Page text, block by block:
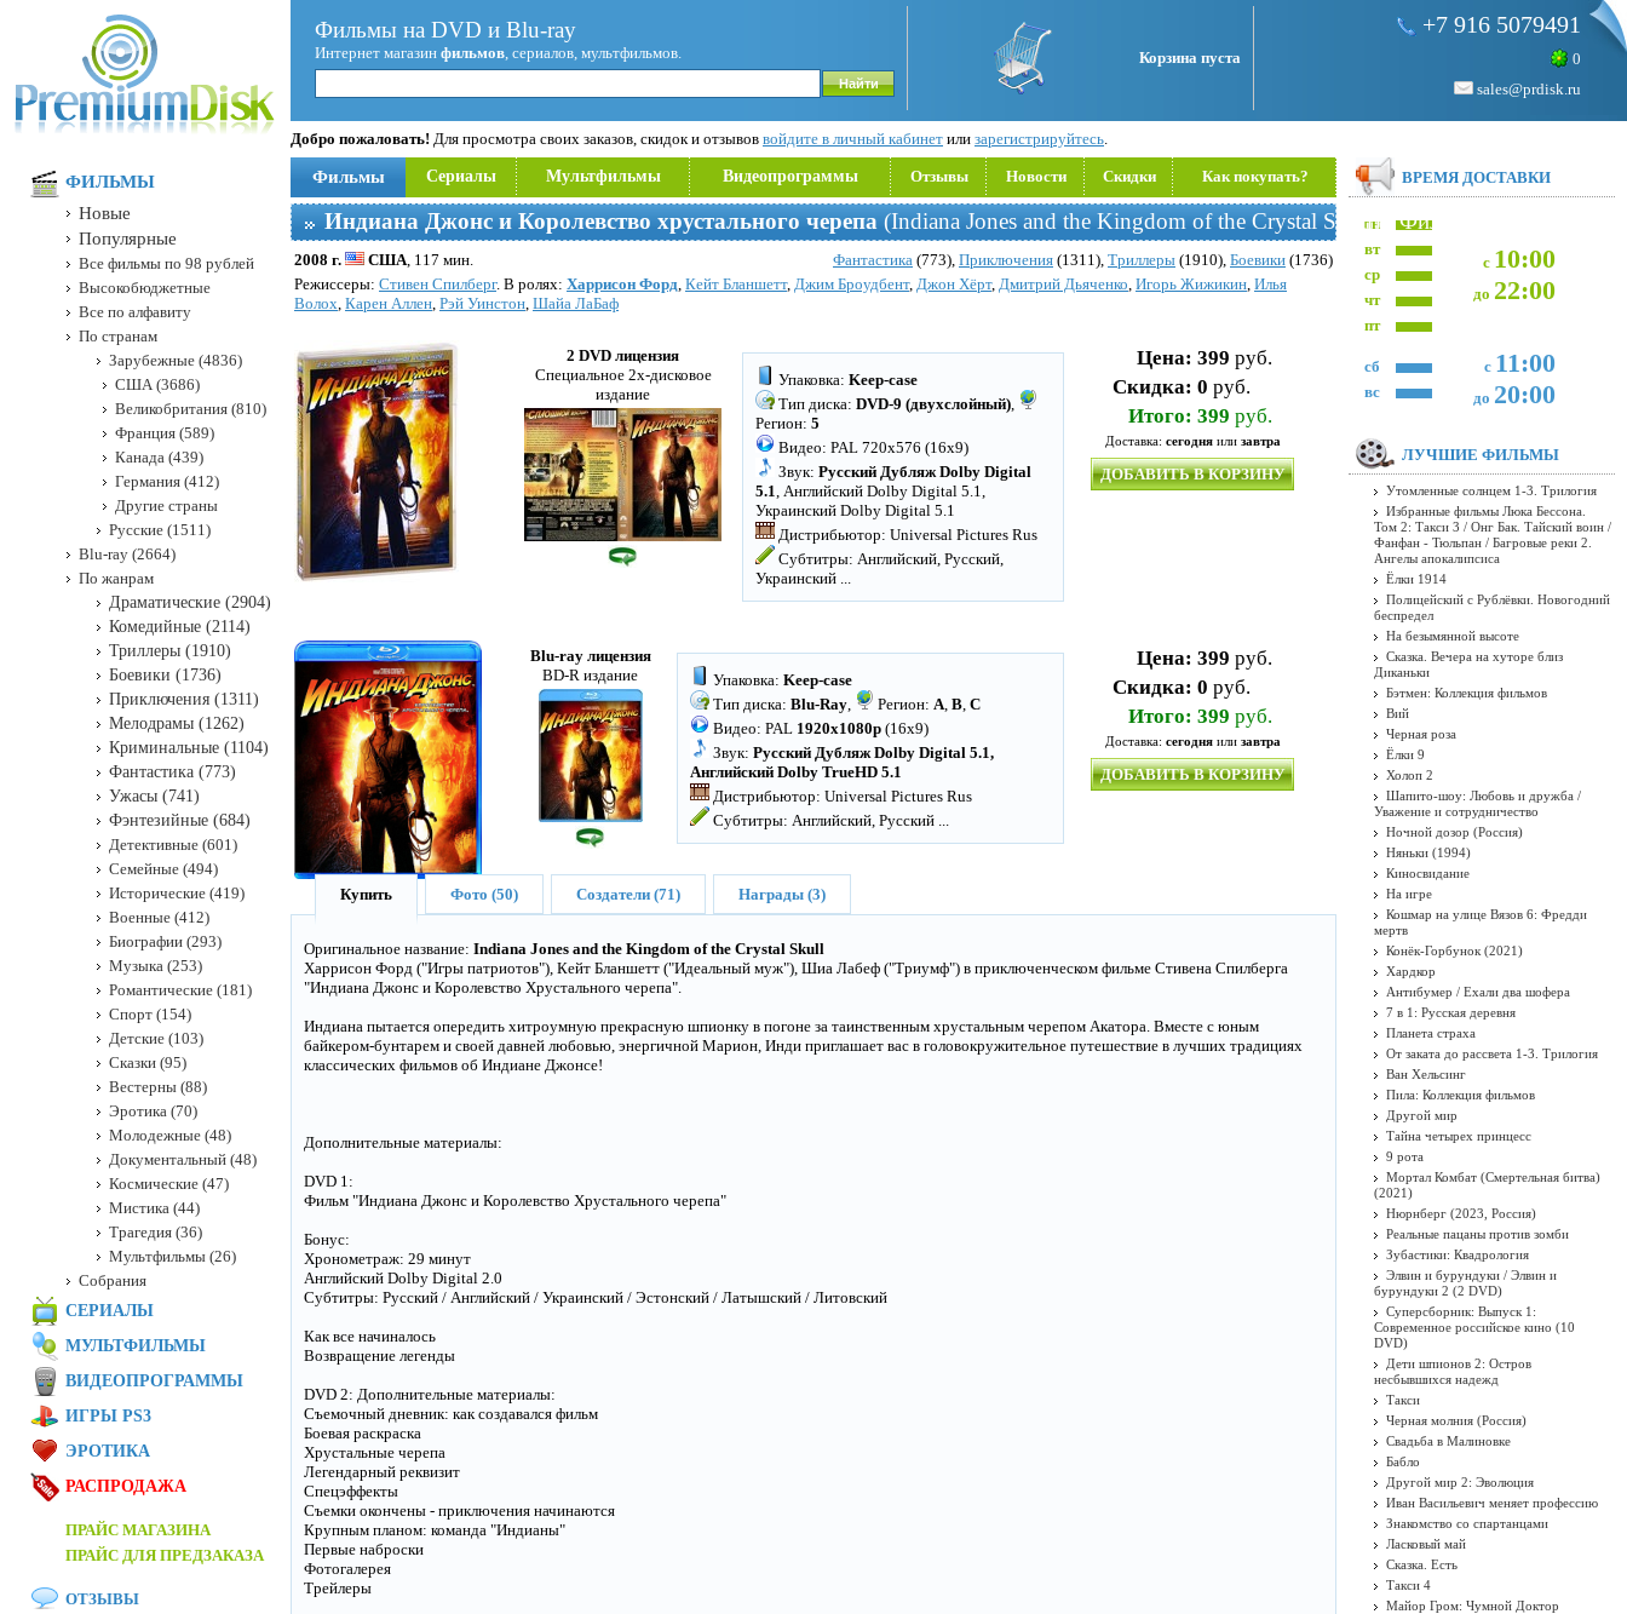
Фильмы на DVD и Blu-ray
Интернет магазин фильмов, сериалов, мультфильмов. Корзина пуста
+7 916 5079491
0
sales@prdisk.ru
Добро пожаловать! Для просмотра своих заказов, скидок и отзывов войдите в личный кабинет или зарегистрируйтесь.
Фильмы Сериалы Мультфильмы Видеопрограммы Отзывы Новости Скидки Как покупать?
Индиана Джонс и Королевство xрустального черепа (Indiana Jones and the Kingdom of the Crystal Skull) - Фильм на DVD и Blu-
2008 г. США, 117 мин. Фантастика (773), Приключения (1311), Триллеры (1910), Боевики (1736)
Режисcеры: Стивен Спилберг. В ролях: Харрисон Форд, Кейт Бланшетт, Джим Броудбент, Джон Хёрт, Дмитрий Дьяченко, Игорь Жижикин, Илья
Волох, Карен Аллен, Рэй Уинстон, Шайа ЛаБаф
2 DVD лицензия
Специальное 2х-дисковое
издание
Упаковка: Keep-case
Тип диска: DVD-9 (двухслойный),
Регион: 5
Видео: PAL 720x576 (16x9)
Звук: Русский Дубляж Dolby Digital
5.1, Английский Dolby Digital 5.1,
Украинский Dolby Digital 5.1
Дистрибьютор: Universal Pictures Rus
Субтитры: Английский, Русский,
Украинский ...
Цена: 399 руб.
Скидка: 0 руб.
Итого: 399 руб.
Доставка: сегодняили завтра
ДОБАВИТЬ В КОРЗИНУ
Blu-ray лицензия
BD-R издание
Упаковка: Keep-case
Тип диска: Blu-Ray, Регион: A, B, C
Видео: PAL 1920x1080p (16x9)
Звук: Русский Дубляж Dolby Digital 5.1,
Английский Dolby TrueHD 5.1
Дистрибьютор: Universal Pictures Rus
Субтитры: Английский, Русский ...
Цена: 399 руб.
Скидка: 0 руб.
Итого: 399 руб.
Доставка: сегодняили завтра
ДОБАВИТЬ В КОРЗИНУ
Купить Фото (50) Создатели (71) Награды (3)
Оригинальное название: Indiana Jones and the Kingdom of the Crystal Skull
Харрисон Форд ("Игры патриотов"), Кейт Бланшетт ("Идеальный муж"), Шиа Лабеф ("Триумф") в приключенческом фильме Стивена Спилберга
"Индиана Джонс и Королевство Хрустального черепа".
Индиана пытается опередить хитроумную прекрасную шпионку в погоне за таинственным хрустальным черепом Акатора. Вместе с юным
байкером-бунтарем и своей давней любовью, энергичной Марион, Инди приглашает вас в головокружительное путешествие в лучших традициях
классических фильмов об Индиане Джонсе!
Дополнительные материалы:
DVD 1:
Фильм "Индиана Джонс и Королевство Хрустального черепа"
Бонус:
Хронометраж: 29 минут
Английский Dolby Digital 2.0
Субтитры: Русский / Английский / Украинский / Эстонский / Латышский / Литовский
Как все начиналось
Возвращение легенды
DVD 2: Дополнительные материалы:
Съемочный дневник: как создавался фильм
Боевая раскраска
Хрустальные черепа
Легендарный реквизит
Спецэффекты
Съемки окончены - приключения начинаются
Крупным планом: команда "Индианы"
Первые наброски
Фотогалерея
Трейлеры
ФИЛЬМЫ
Новые
Популярные
Все фильмы по 98 рублей
Высокобюджетные
Все по алфавиту
По странам
Зарубежные (4836)
США (3686)
Великобритания (810)
Франция (589)
Канада (439)
Германия (412)
Другие страны
Русские (1511)
Blu-ray (2664)
По жанрам
Драматические (2904)
Комедийные (2114)
Триллеры (1910)
Боевики (1736)
Приключения (1311)
Мелодрамы (1262)
Криминальные (1104)
Фантастика (773)
Ужасы (741)
Фэнтезийные (684)
Детективные (601)
Семейные (494)
Исторические (419)
Военные (412)
Биографии (293)
Музыка (253)
Романтические (181)
Спорт (154)
Детские (103)
Сказки (95)
Вестерны (88)
Эротика (70)
Молодежные (48)
Документальный (48)
Космические (47)
Мистика (44)
Трагедия (36)
Мультфильмы (26)
Собрания
СЕРИАЛЫ
МУЛЬТФИЛЬМЫ
ВИДЕОПРОГРАММЫ
ИГРЫ PS3
ЭРОТИКА
РАСПРОДАЖА
ПРАЙС МАГАЗИНА
ПРАЙС ДЛЯ ПРЕДЗАКАЗА
ОТЗЫВЫ
ВРЕМЯ ДОСТАВКИ
пн
с 10:00
до 22:00
вт
ср
чт
пт
с 11:00
до 20:00
сб
вс
ЛУЧШИЕ ФИЛЬМЫ
Утомленные солнцем 1-3. Трилогия
Избранные фильмы Люка Бессона.
Том 2: Такси 3 / Онг Бак. Тайский воин /
Фанфан - Тюльпан / Багровые реки 2.
Ангелы апокалипсиса
Ёлки 1914
Полицейский с Рублёвки. Новогодний
беспредел
На безымянной высоте
Сказка. Вечера на хуторе близ
Диканьки
Бэтмен: Коллекция фильмов
Вий
Черная роза
Ёлки 9
Холоп 2
Шапито-шоу: Любовь и дружба /
Уважение и сотрудничество
Ночной дозор (Россия)
Няньки (1994)
Киносвидание
На игре
Кошмар на улице Вязов 6: Фредди
мертв
Конёк-Горбунок (2021)
Хардкор
Антибумер / Ехали два шофера
7 в 1: Русская деревня
Планета страха
От заката до рассвета 1-3. Трилогия
Ван Хельсинг
Пила: Коллекция фильмов
Другой мир
Тайна четырех принцесс
9 рота
Мортал Комбат (Смертельная битва)
(2021)
Нюрнберг (2023, Россия)
Реальные пацаны против зомби
Зубастики: Квадрология
Элвин и бурундуки / Элвин и
бурундуки 2 (2 DVD)
Суперсборник: Выпуск 1:
Современное российское кино (10
DVD)
Дети шпионов 2: Остров
несбывшихся надежд
Такси
Черная молния (Россия)
Свадьба в Малиновке
Бабло
Другой мир 2: Эволюция
Иван Васильевич меняет профессию
Знакомство со спартанцами
Ласковый май
Сказка. Есть
Такси 4
Майор Гром: Чумной Доктор